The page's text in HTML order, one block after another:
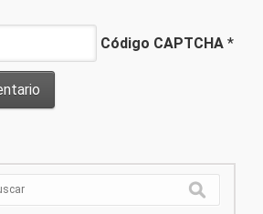
Código CAPTCHA *